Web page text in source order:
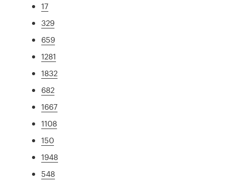
17
329
659
1281
1832
682
1667
1108
150
1948
548